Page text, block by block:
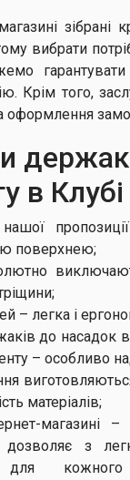
зібрані
вибрати
Крім того,
оформлення
в
поверхнею;
– легка і
до насадок
– особливо
матеріалів;
магазині –
з
для кожного